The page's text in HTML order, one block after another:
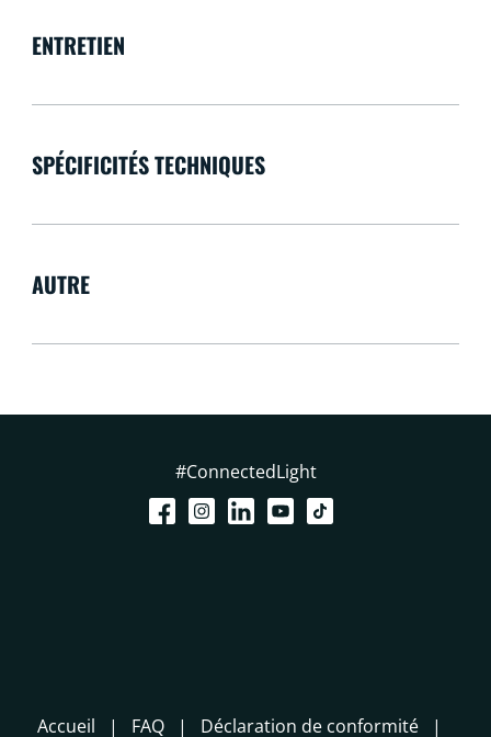
ENTRETIEN
SPÉCIFICITÉS TECHNIQUES
AUTRE
#ConnectedLight
Accueil FAQ Déclaration de conformité